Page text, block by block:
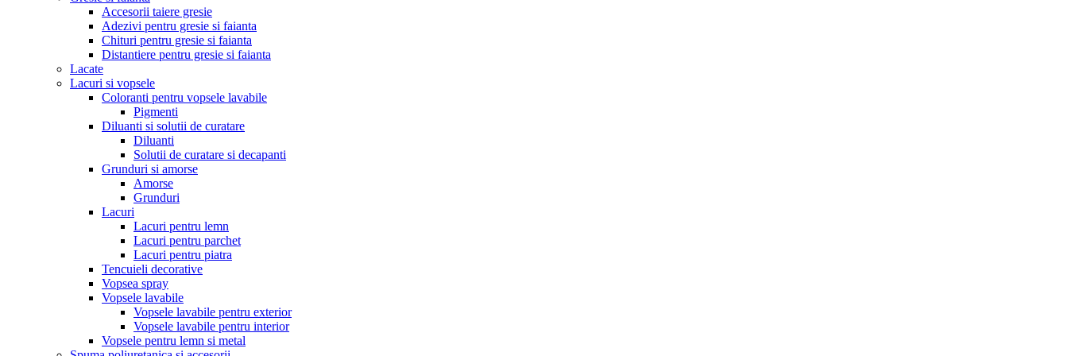
Accesorii taiere gresie
Adezivi pentru gresie si faianta
Chituri pentru gresie si faianta
Distantiere pentru gresie si faianta
Lacate
Lacuri si vopsele
Coloranti pentru vopsele lavabile
Pigmenti
Diluanti si solutii de curatare
Diluanti
Solutii de curatare si decapanti
Grunduri si amorse
Amorse
Grunduri
Lacuri
Lacuri pentru lemn
Lacuri pentru parchet
Lacuri pentru piatra
Tencuieli decorative
Vopsea spray
Vopsele lavabile
Vopsele lavabile pentru exterior
Vopsele lavabile pentru interior
Vopsele pentru lemn si metal